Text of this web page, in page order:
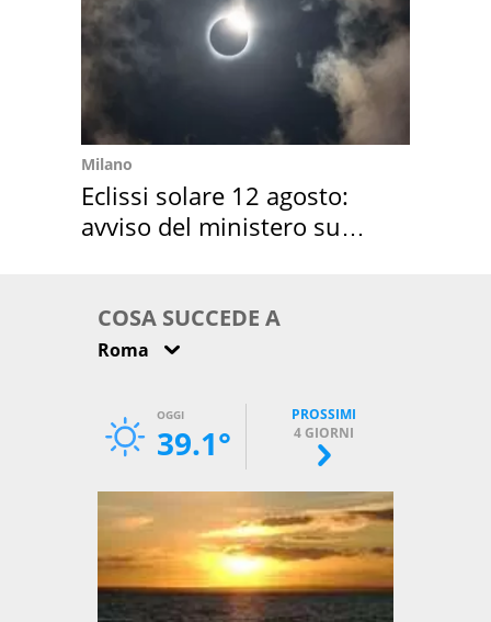
Milano
Eclissi solare 12 agosto:
avviso del ministero su